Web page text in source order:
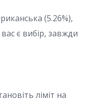
(5.26%),
є вибір, завжди
ліміт на